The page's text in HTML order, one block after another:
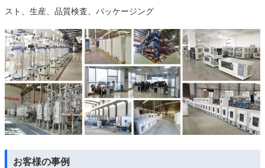
スト、生産、品質検査、パッケージング
お客様の事例